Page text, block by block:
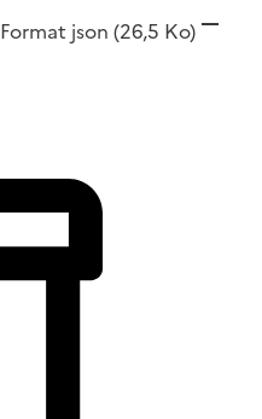
Format json (26,5 Ko)